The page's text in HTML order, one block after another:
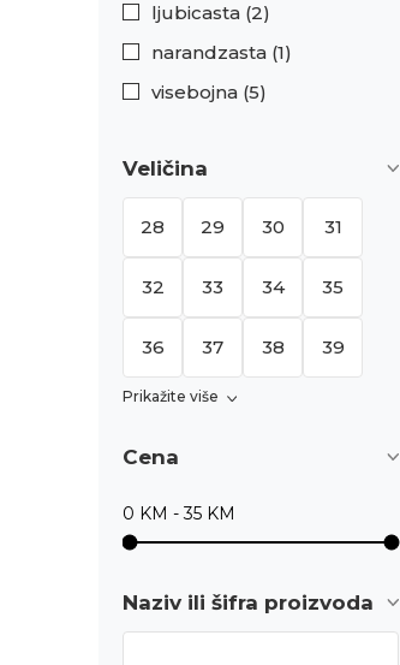
ljubicasta (2)
narandzasta (1)
visebojna (5)
Veličina
28 29 30 31
32 33 34 35
36 37 38 39
Prikažite više
Cena
Naziv ili šifra proizvoda